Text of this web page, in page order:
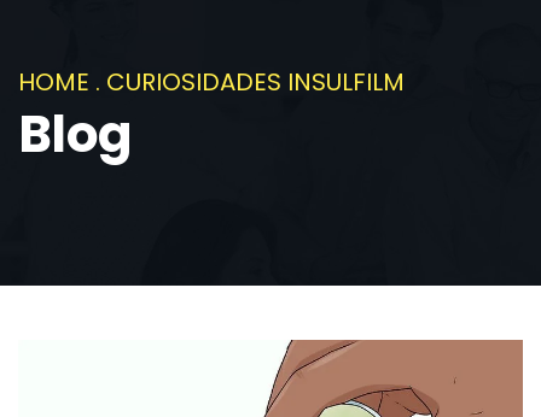
HOME . CURIOSIDADES INSULFILM
Blog